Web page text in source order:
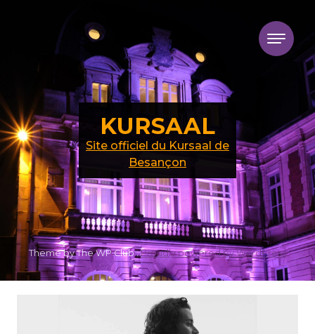
KURSAAL
Site officiel du Kursaal de
Besançon
Theme by The WP Club .Proudly powered by WordPress